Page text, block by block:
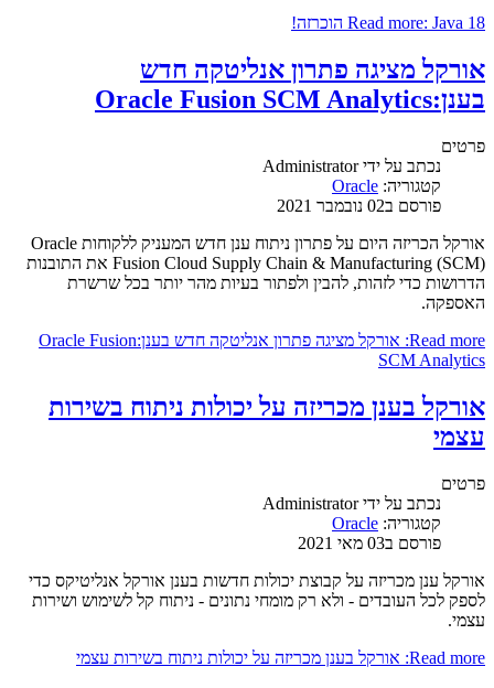
Read more: Java 18 הוכרזה!
אורקל מציגה פתרון אנליטקה חדש
בענן:Oracle Fusion SCM Analytics
פרטים
נכתב על ידיAdministrator
קטגוריה: Oracle
פורסם ב02 נובמבר 2021
אורקל הכריזה היום על פתרון ניתוח ענן חדש המעניק ללקוחות Oracle
Fusion Cloud Supply Chain & Manufacturing (SCM) את התובנות
הדרושות כדי לזהות, להבין ולפתור בעיות מהר יותר בכל שרשרת
האספקה.
Read more: אורקל מציגה פתרון אנליטקה חדש בענן:Oracle Fusion
SCM Analytics
אורקל בענן מכריזה על יכולות ניתוח בשירות
עצמי
פרטים
נכתב על ידיAdministrator
קטגוריה: Oracle
פורסם ב03 מאי 2021
אורקל ענן מכריזה על קבוצת יכולות חדשות בענן אורקל אנליטיקס כדי
לספק לכל העובדים - ולא רק מומחי נתונים - ניתוח קל לשימוש ושירות
עצמי.
Read more: אורקל בענן מכריזה על יכולות ניתוח בשירות עצמי